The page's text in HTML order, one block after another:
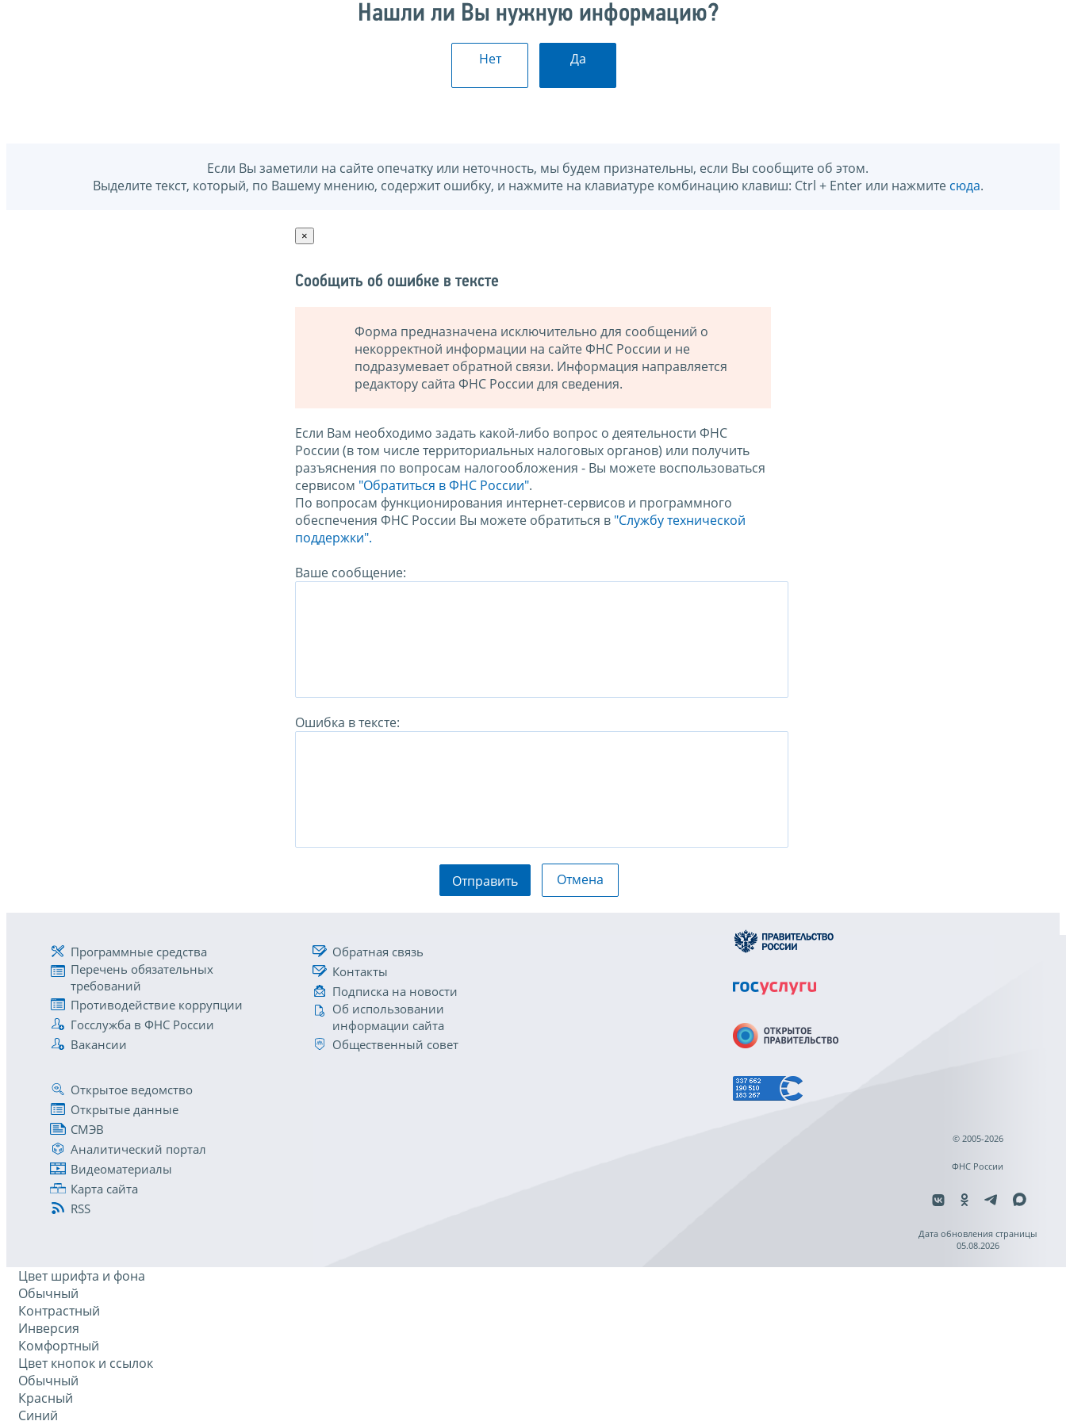
Нашли ли Вы нужную информацию?
Нет Да
Если Вы заметили на сайте опечатку или неточность, мы будем признательны, если Вы сообщите об этом.
Выделите текст, который, по Вашему мнению, содержит ошибку, и нажмите на клавиатуре комбинацию клавиш: Ctrl + Enter или нажмите сюда.
×
Сообщить об ошибке в тексте
Форма предназначена исключительно для сообщений о
некорректной информации на сайте ФНС России и не
подразумевает обратной связи. Информация направляется
редактору сайта ФНС России для сведения.
Если Вам необходимо задать какой-либо вопрос о деятельности ФНС
России (в том числе территориальных налоговых органов) или получить
разъяснения по вопросам налогообложения - Вы можете воспользоваться
сервисом "Обратиться в ФНС России".
По вопросам функционирования интернет-сервисов и программного
обеспечения ФНС России Вы можете обратиться в "Службу технической
поддержки".
Ваше сообщение:
Ошибка в тексте:
Отправить Отмена
Программные средства
Перечень обязательных
требований
Противодействие коррупции
Госслужба в ФНС России
Вакансии
Обратная связь
Контакты
Подписка на новости
Об использовании
информации сайта
Общественный совет
Открытое ведомство
Открытые данные
СМЭВ
Аналитический портал
Видеоматериалы
Карта сайта
RSS
© 2005-2026
ФНС России
Дата обновления страницы
05.08.2026
Цвет шрифта и фона
Обычный
Контрастный
Инверсия
Комфортный
Цвет кнопок и ссылок
Обычный
Красный
Синий